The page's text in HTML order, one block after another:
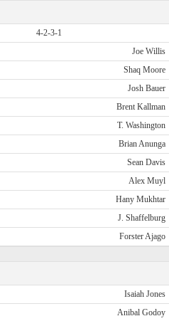
4-2-3-1
Joe Willis
Shaq Moore
Josh Bauer
Brent Kallman
T. Washington
Brian Anunga
Sean Davis
Alex Muyl
Hany Mukhtar
J. Shaffelburg
Forster Ajago
Isaiah Jones
Anibal Godoy